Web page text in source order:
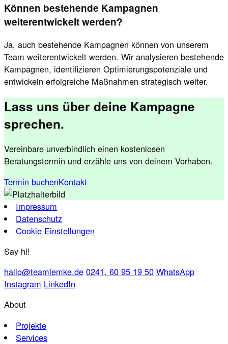
Können bestehende Kampagnen
weiterentwickelt werden?
Ja, auch bestehende Kampagnen können von unserem
Team weiterentwickelt werden. Wir analysieren bestehende
Kampagnen, identifizieren Optimierungspotenziale und
entwickeln erfolgreiche Maßnahmen strategisch weiter.
Lass uns über deine Kampagne
sprechen.
Vereinbare unverbindlich einen kostenlosen
Beratungstermin und erzähle uns von deinem Vorhaben.
Termin buchenKontakt
Impressum
Datenschutz
Cookie Einstellungen
Say hi!
hallo@teamlemke.de 0241. 60 95 19 50 WhatsApp
Instagram LinkedIn
About
Projekte
Services